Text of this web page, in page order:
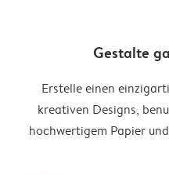
Gestalte
Erstelle einen
kreativen Designs,
hochwertigem Papier